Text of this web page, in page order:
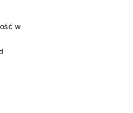
w